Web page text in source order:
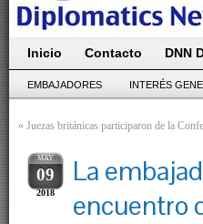
Inicio Contacto DNN
EMBAJADORES INTERÉS
« Juezas británicas participaron de la
MAY
09
2018
La
encuentro